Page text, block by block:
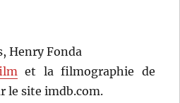
Henry Fonda
et la filmographie de
le site imdb.com.